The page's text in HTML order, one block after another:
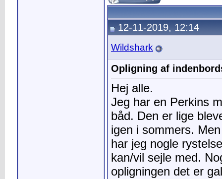
12-11-2019, 12:14
Wildshark
Opligning af
Hej alle.
Jeg har en Perkins
båd. Den er lige
igen i sommers.
har jeg nogle
kan/vil sejle med.
opligningen det er